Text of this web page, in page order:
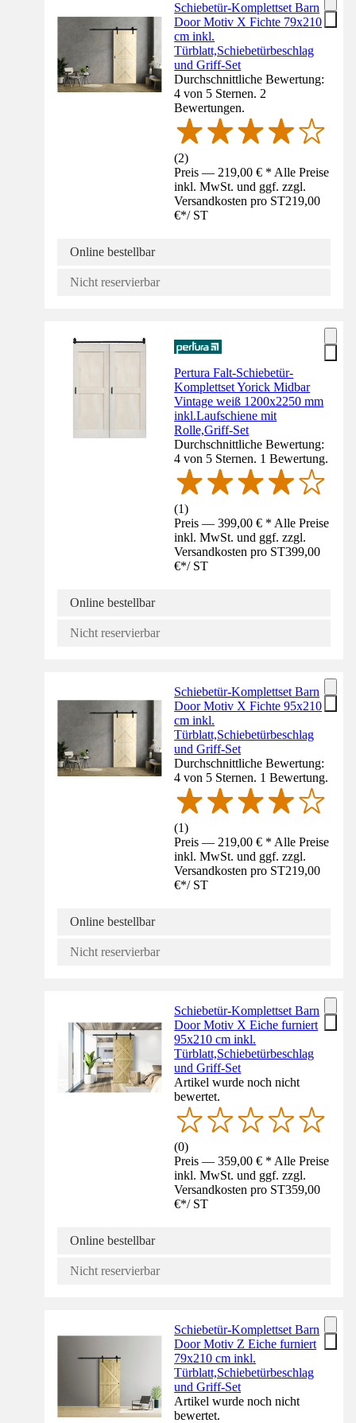
Schiebetür-Komplettset Barn
Door Motiv X Fichte 79x210
cm inkl.
Türblatt,Schiebetürbeschlag
und Griff-Set
Durchschnittliche Bewertung:
4 von 5 Sternen. 2
Bewertungen.
(2)
Preis — 219,00 € * Alle Preise
inkl. MwSt. und ggf. zzgl.
Versandkosten pro ST219,00
€*/ ST
Online bestellbar
Nicht reservierbar
Pertura Falt-Schiebetür-
Komplettset Yorick Midbar
Vintage weiß 1200x2250 mm
inkl.Laufschiene mit
Rolle,Griff-Set
Durchschnittliche Bewertung:
4 von 5 Sternen. 1 Bewertung.
(1)
Preis — 399,00 € * Alle Preise
inkl. MwSt. und ggf. zzgl.
Versandkosten pro ST399,00
€*/ ST
Online bestellbar
Nicht reservierbar
Schiebetür-Komplettset Barn
Door Motiv X Fichte 95x210
cm inkl.
Türblatt,Schiebetürbeschlag
und Griff-Set
Durchschnittliche Bewertung:
4 von 5 Sternen. 1 Bewertung.
(1)
Preis — 219,00 € * Alle Preise
inkl. MwSt. und ggf. zzgl.
Versandkosten pro ST219,00
€*/ ST
Online bestellbar
Nicht reservierbar
Schiebetür-Komplettset Barn
Door Motiv X Eiche furniert
95x210 cm inkl.
Türblatt,Schiebetürbeschlag
und Griff-Set
Artikel wurde noch nicht
bewertet.
(0)
Preis — 359,00 € * Alle Preise
inkl. MwSt. und ggf. zzgl.
Versandkosten pro ST359,00
€*/ ST
Online bestellbar
Nicht reservierbar
Schiebetür-Komplettset Barn
Door Motiv Z Eiche furniert
79x210 cm inkl.
Türblatt,Schiebetürbeschlag
und Griff-Set
Artikel wurde noch nicht
bewertet.